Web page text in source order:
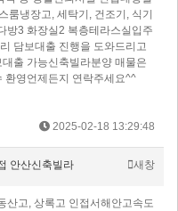
룸냉장고, 세탁기, 건조기, 식기
방3 화장실2 복층테라스실입주
담보대출 진행을 도와드리고
출 가능신축빌라분양 매물은
영언제든지 연락주세요^^
2025-02-18 13:29:48
안산신축빌라 새창
산고, 상록고 인접서해안고속도